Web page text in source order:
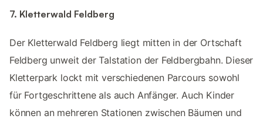
7. Kletterwald Feldberg
Der Kletterwald Feldberg liegt mitten in der Ortschaft
Feldberg unweit der Talstation der Feldbergbahn. Dieser
Kletterpark lockt mit verschiedenen Parcours sowohl
für Fortgeschrittene als auch Anfänger. Auch Kinder
können an mehreren Stationen zwischen Bäumen und